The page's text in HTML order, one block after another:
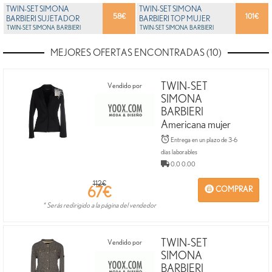
58€
TWIN-SET SIMONA
BARBIERI SUJETADOR
BIKINI MUJER
TWIN-SET SIMONA BARBIERI
101€
TWIN-SET SIMONA
BARBIERI TOP MUJER
TWIN-SET SIMONA BARBIERI
MEJORES OFERTAS ENCONTRADAS (10)
Vendido por
TWIN-SET
SIMONA
BARBIERI
Americana mujer
Entrega en un plazo de 3-6
días laborables
0.0 0.00
COMPRAR
112€
67€
* Serás redirigido a la página del vendedor
Vendido por
TWIN-SET
SIMONA
BARBIERI